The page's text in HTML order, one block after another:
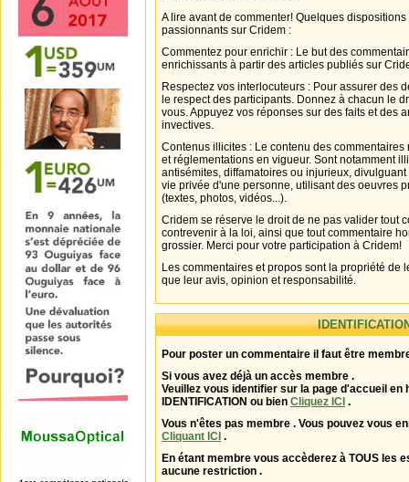
A lire avant de commenter! Quelques
passionnants sur Cridem :
Commentez pour enrichir : Le but des
enrichissants à partir des articles publiés sur
Respectez vos interlocuteurs : Pour assurer des
le respect des participants. Donnez à chacun le
vous. Appuyez vos réponses sur des faits et des
invectives.
Contenus illicites : Le contenu des
et réglementations en vigueur. Sont notamment
antisémites, diffamatoires ou injurieux,
vie privée d'une personne, utilisant des oeuvres
(textes, photos, vidéos...).
Cridem se réserve le droit de ne pas valider tout
contrevenir à la loi, ainsi que tout commentaire
grossier. Merci pour votre participation à Cridem!
Les commentaires et propos sont la propriété de
que leur avis, opinion et responsabilité.
Pour poster un commentaire il faut être
Si vous avez déjà un accès membre .
Veuillez vous identifier sur la page d'accueil en
IDENTIFICATION ou bien Cliquez ICI .
Vous n'êtes pas membre . Vous pouvez vous
Cliquant ICI .
En étant membre vous accèderez à TOUS les
aucune restriction .